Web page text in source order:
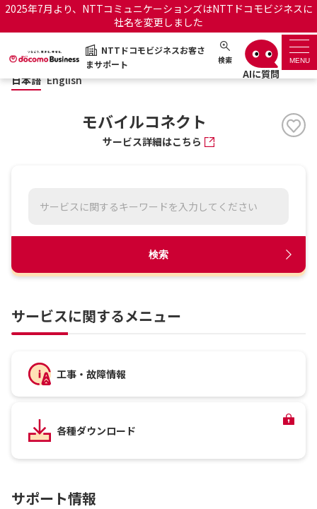
2025年7月より、NTTコミュニケーションズはNTTドコモビジネスに
社名を変更しました
NTTドコモビジネスお客さ
まサポート
検索 MENU
NTTドコモビジネスお客さまサポート 日本語 English
サポートトップ
サービス名から探す
お知らせ サポートサイトの使い方
日本語 English
モバイルコネクト
サービス詳細はこちら
検索
サービスに関するメニュー
工事・故障情報
各種ダウンロード
サポート情報